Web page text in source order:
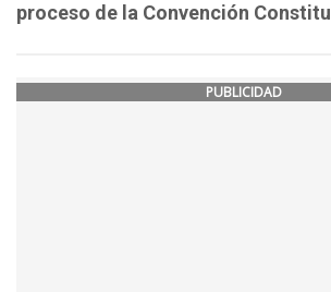
proceso de la Convención
PUBLICIDAD